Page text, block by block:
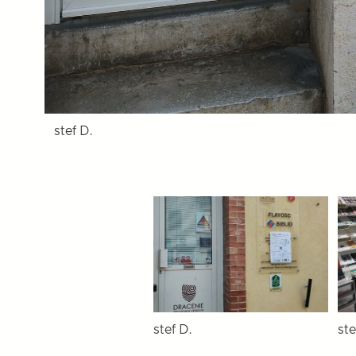
stef D.
stef D.